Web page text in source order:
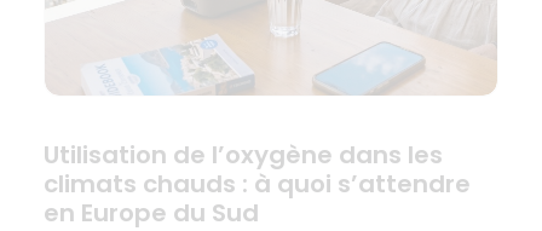
Utilisation de l’oxygène dans les
climats chauds : à quoi s’attendre
en Europe du Sud